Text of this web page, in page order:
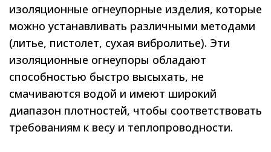
изоляционные огнеупорные изделия, которые
можно устанавливать различными методами
(литье, пистолет, сухая вибролитье). Эти
изоляционные огнеупоры обладают
способностью быстро высыхать, не
смачиваются водой и имеют широкий
диапазон плотностей, чтобы соответствовать
требованиям к весу и теплопроводности.